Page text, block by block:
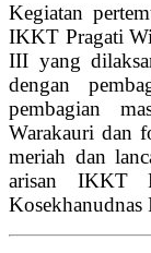
Kegiatan
IKKT Pragati
III yang
dengan
pembagian
Warakauri dan
meriah dan
arisan IKKT